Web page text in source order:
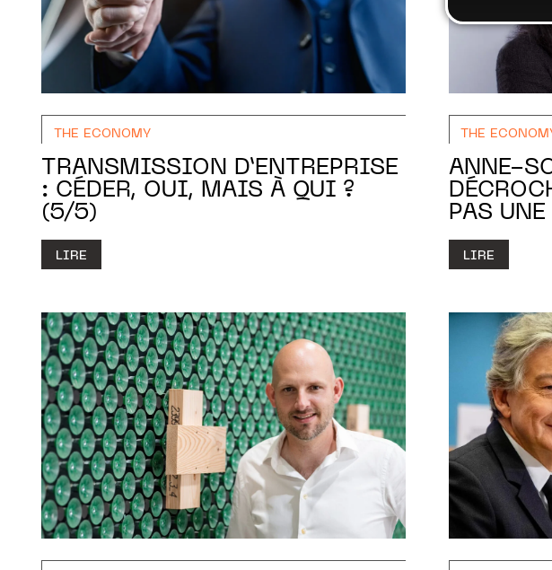
THE ECONOMY
TRANSMISSION D’ENTREPRISE
: CÉDER, OUI, MAIS À QUI ?
(5/5)
LIRE
THE
ANNE-
PAS
LIRE